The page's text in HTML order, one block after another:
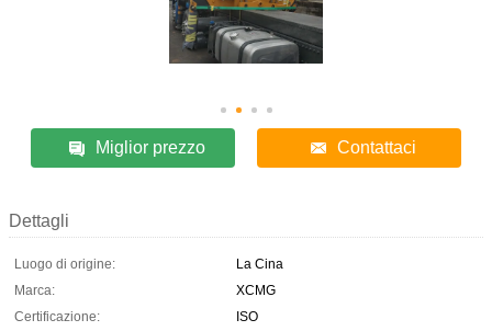
Miglior prezzo Contattaci
Dettagli
Luogo di origine:
La Cina
Marca:
XCMG
Certificazione:
ISO